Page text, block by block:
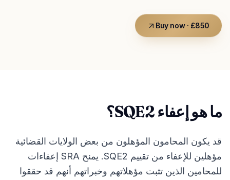
Buy now · £850
ما هو إعفاء SQE2؟
قد يكون المحامون المؤهلون من بعض الولايات القضائية
مؤهلين للإعفاء من تقييم SQE2. يمنح SRA إعفاءات
للمحامين الذين تثبت مؤهلاتهم وخبراتهم أنهم قد حققوا